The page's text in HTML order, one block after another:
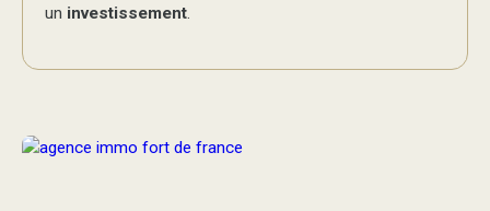
un investissement.